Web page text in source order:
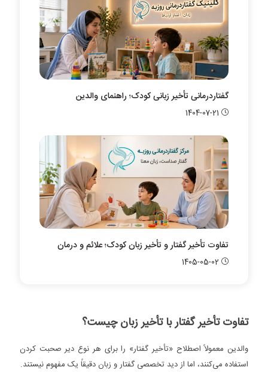
گفتاردرمانی تأخیر زبانی کودک؛ راهنمای والدین
1404-07-21
تفاوت تأخیر گفتار و تأخیر زبان کودک؛ علائم و درمان
1405-05-02
تفاوت تأخیر گفتار با تأخیر زبان چیست؟
والدین معمولاً اصطلاح «تأخیر گفتار» را برای هر نوع دیر صحبت کردن
استفاده می‌کنند، اما از دید تخصصی گفتار و زبان دقیقاً یک مفهوم نیستند.